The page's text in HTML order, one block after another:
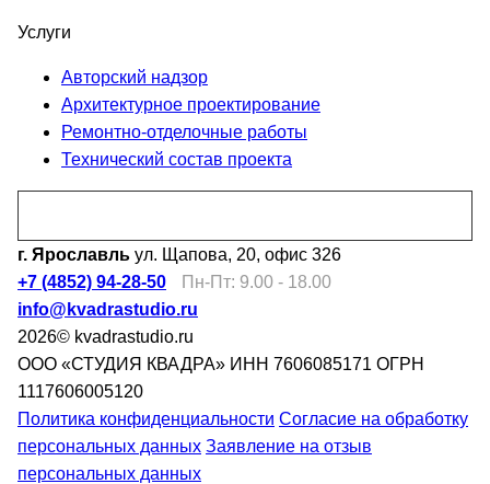
Услуги
Авторский надзор
Архитектурное проектирование
Ремонтно-отделочные работы
Технический состав проекта
г. Ярославль ул. Щапова, 20, офис 326
+7 (4852) 94-28-50
Пн-Пт: 9.00 - 18.00
info@kvadrastudio.ru
2026© kvadrastudio.ru
ООО «СТУДИЯ КВАДРА» ИНН 7606085171 ОГРН
1117606005120
Политика конфиденциальности Согласие на обработку
персональных данных Заявление на отзыв
персональных данных